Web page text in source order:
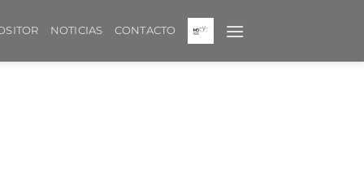
NOTICIAS CONTACTO